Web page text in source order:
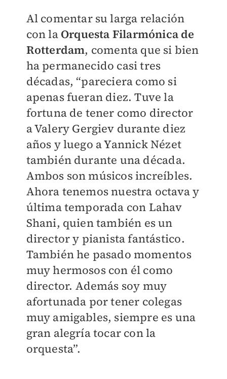
Al comentar su larga relación
con la Orquesta Filarmónica de
Rotterdam, comenta que si bien
ha permanecido casi tres
décadas, “pareciera como si
apenas fueran diez. Tuve la
fortuna de tener como director
a Valery Gergiev durante diez
años y luego a Yannick Nézet
también durante una década.
Ambos son músicos increíbles.
Ahora tenemos nuestra octava y
última temporada con Lahav
Shani, quien también es un
director y pianista fantástico.
También he pasado momentos
muy hermosos con él como
director. Además soy muy
afortunada por tener colegas
muy amigables, siempre es una
gran alegría tocar con la
orquesta”.